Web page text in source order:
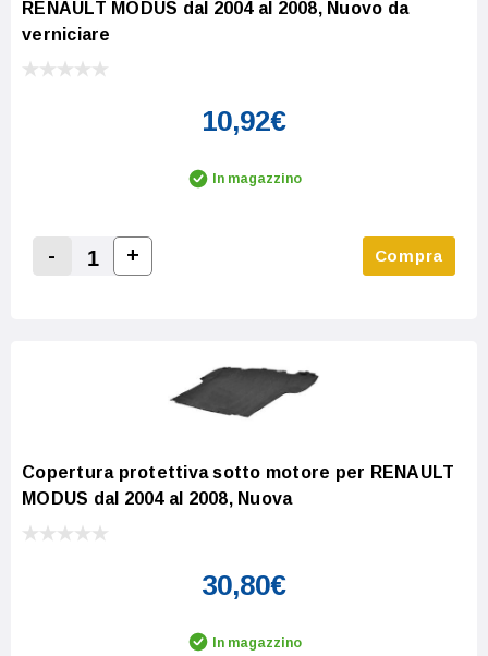
RENAULT MODUS dal 2004 al 2008, Nuovo da
verniciare
10,92€
In magazzino
Decrease Quantity:
-
Increase Quantity:
+ Compra
Copertura protettiva sotto motore per RENAULT
MODUS dal 2004 al 2008, Nuova
30,80€
In magazzino